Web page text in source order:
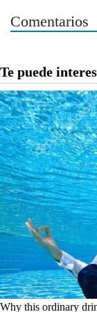
Comentarios